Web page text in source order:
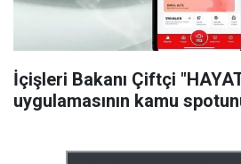
İçişleri Bakanı Çiftçi
uygulamasının kamu